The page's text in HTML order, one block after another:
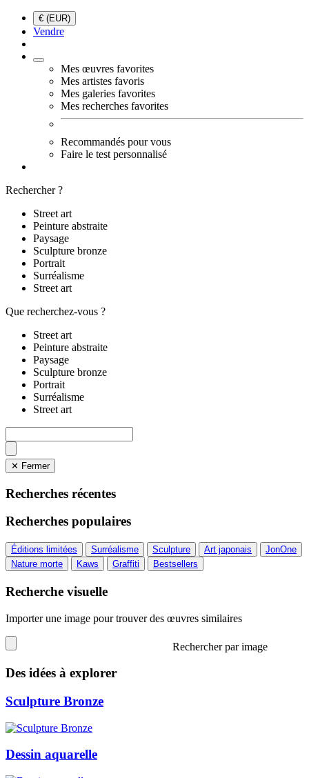
€ (EUR)
Vendre
Mes œuvres favorites
Mes artistes favoris
Mes galeries favorites
Mes recherches favorites
Recommandés pour vous
Faire le test personnalisé
Rechercher ?
Street art
Peinture abstraite
Paysage
Sculpture bronze
Portrait
Surréalisme
Street art
Que recherchez-vous ?
Street art
Peinture abstraite
Paysage
Sculpture bronze
Portrait
Surréalisme
Street art
✕ Fermer
Recherches récentes
Recherches populaires
Éditions limitées Surréalisme Sculpture Art japonais
JonOne
Nature morte
Kaws Graffiti Bestsellers
Recherche visuelle
Importer une image pour trouver des œuvres similaires
Rechercher par image
Des idées à explorer
Sculpture Bronze
Dessin aquarelle